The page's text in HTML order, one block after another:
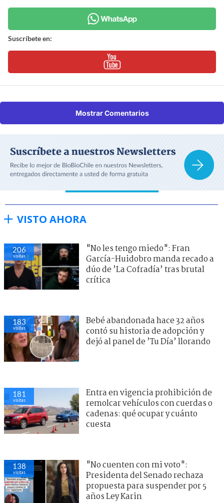
Suscríbete en:
Mostrar Comentarios
VISTO AHORA
206
visitas
"No les tengo miedo": Fran
García-Huidobro manda recado a
dúo de ’La Cofradía’ tras brutal
crítica
183
visitas
Bebé abandonada hace 32 años
contó su historia de adopción y
dejó al panel de ’Tu Día’ llorando
181
visitas
Entra en vigencia prohibición de
remolcar vehículos con cuerdas o
cadenas: qué ocupar y cuánto
cuesta
138
visitas
"No cuenten con mi voto":
Presidenta del Senado rechaza
propuesta para suspender por 5
años Ley Karin